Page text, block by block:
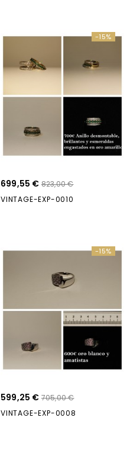
-15%
699,55 € 823,00 €
VINTAGE-EXP-0010
-15%
599,25 € 705,00 €
VINTAGE-EXP-0008